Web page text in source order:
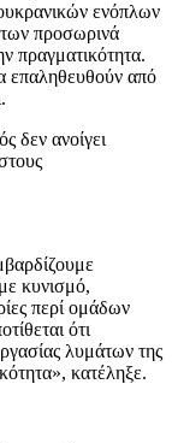
ενόπλων
προσωρινά
πραγματικότητα.
επαληθευθούν από
δεν ανοίγει
κυνισμό,
περί ομάδων
ότι
λυμάτων της
κατέληξε.